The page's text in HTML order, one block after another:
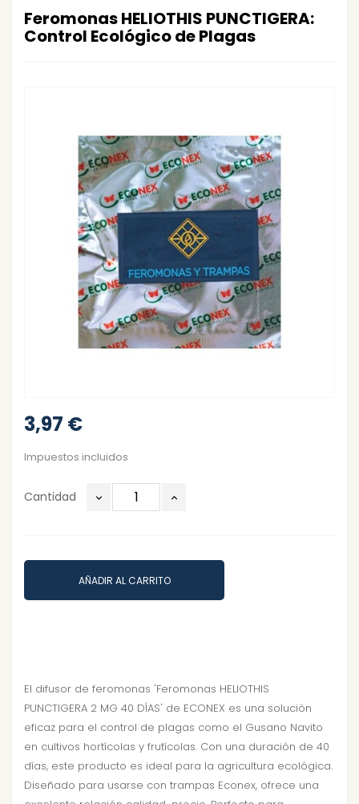
Feromonas HELIOTHIS PUNCTIGERA:
Control Ecológico de Plagas
3,97 €
Impuestos incluidos
Cantidad
AÑADIR AL CARRITO
El difusor de feromonas 'Feromonas HELIOTHIS
PUNCTIGERA 2 MG 40 DÍAS' de ECONEX es una solución
eficaz para el control de plagas como el Gusano Navito
en cultivos hortícolas y frutícolas. Con una duración de 40
días, este producto es ideal para la agricultura ecológica.
Diseñado para usarse con trampas Econex, ofrece una